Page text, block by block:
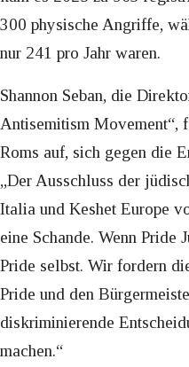
300 physische Angriffe,
nur 241 pro Jahr waren.
Shannon Seban, die
Antisemitism Movement“,
Roms auf, sich gegen die
„Der Ausschluss der
Italia und Keshet Europe
eine Schande. Wenn Pride
Pride selbst. Wir fordern
Pride und den
diskriminierende
machen.“